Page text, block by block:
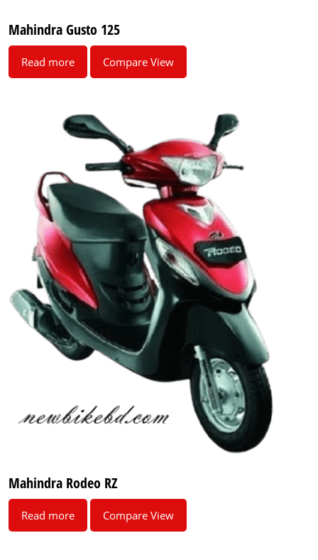
Mahindra Gusto 125
Read more Compare View
Mahindra Rodeo RZ
Read more Compare View